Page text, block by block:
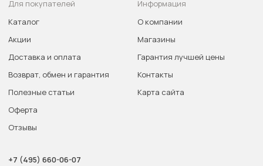
Для покупателей
Каталог
Акции
Доставка и оплата
Возврат, обмен и гарантия
Полезные статьи
Оферта
Отзывы
Информация
О компании
Магазины
Гарантия лучшей цены
Контакты
Карта сайта
+7 (495) 660-06-07